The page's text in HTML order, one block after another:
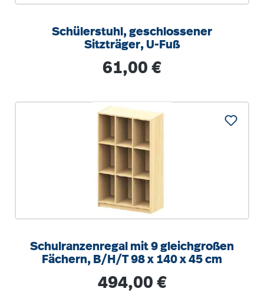
Schülerstuhl, geschlossener
Sitzträger, U-Fuß
Regulärer Preis:
61,00 €
Schulranzenregal mit 9 gleichgroßen
Fächern, B/H/T 98 x 140 x 45 cm
Regulärer Preis:
494,00 €